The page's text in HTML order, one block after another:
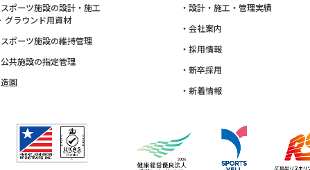
スポーツ施設の設計・施工
グラウンド用資材
スポーツ施設の維持管理
公共施設の指定管理
造園
設計・施工・管理実績
会社案内
採用情報
新卒採用
新着情報